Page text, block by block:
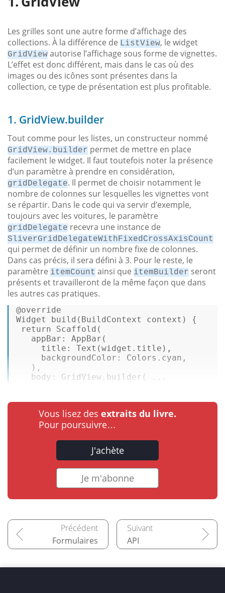
Les grilles sont une autre forme d’affichage des
collections. À la différence de ListView, le widget
GridView autorise l’affichage sous forme de vignettes.
L’effet est donc différent, mais dans le cas où des
images ou des icônes sont présentes dans la
collection, ce type de présentation est plus profitable.
1. GridView.builder
Tout comme pour les listes, un constructeur nommé
GridView.builder permet de mettre en place
facilement le widget. Il faut toutefois noter la présence
d’un paramètre à prendre en considération,
gridDelegate. Il permet de choisir notamment le
nombre de colonnes sur lesquelles les vignettes vont
se répartir. Dans le code qui va servir d’exemple,
toujours avec les voitures, le paramètre
gridDelegate recevra une instance de
SliverGridDelegateWithFixedCrossAxisCount
qui permet de définir un nombre fixe de colonnes.
Dans cas précis, il sera défini à 3. Pour le reste, le
paramètre itemCount ainsi que itemBuilder seront
présents et travailleront de la même façon que dans
les autres cas pratiques.
@override
Widget build (BuildContext context) {
return
Scaffold (
appBar : AppBar (
title : Text (widget.title),
backgroundColor : Colors.cyan,
),
body : GridView. builder ( ...
Vous lisez des extraits du livre.
Pour poursuivre…
J'achète
Je m'abonne
Formulaires API